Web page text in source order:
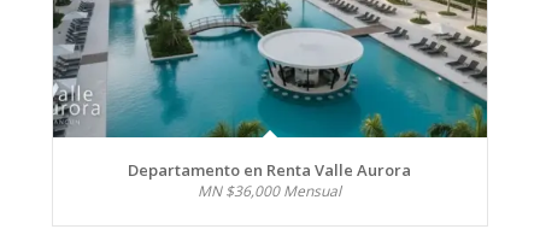
Departamento en Renta Valle Aurora
MN $36,000 Mensual